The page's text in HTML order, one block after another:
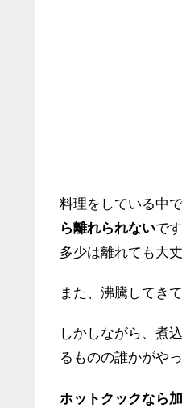
料理をしている中
ら離れられないで
多少は離れても大
また、沸騰してき
しかしながら、煮
るものの誰かがや
ホットクックなら